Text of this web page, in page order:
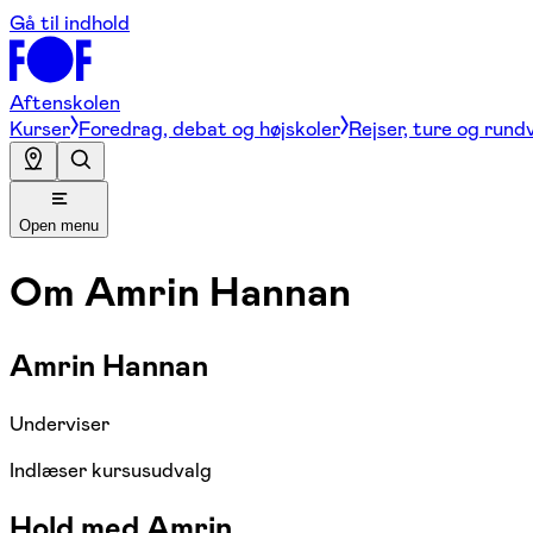
Gå til indhold
Aftenskolen
Kurser Foredrag, debat og højskoler Rejser, ture og
Open menu
Om Amrin Hannan
Amrin Hannan
Underviser
Indlæser kursusudvalg